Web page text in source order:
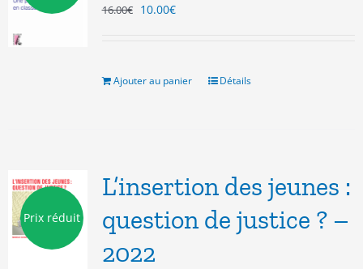
16.00€ Le
16.00€.
10.00€Le
10.00€.
Ajouter au panier Détails
Prix réduit
L’insertion des jeunes :
question de justice ? –
2022